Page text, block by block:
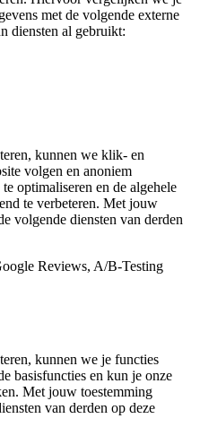
met de volgende externe
diensten al gebruikt:
kunnen we klik- en
volgen en anoniem
optimaliseren en de algehele
te verbeteren. Met jouw
volgende diensten van derden
Reviews, A/B-Testing
kunnen we je functies
basisfuncties en kun je onze
Met jouw toestemming
van derden op deze